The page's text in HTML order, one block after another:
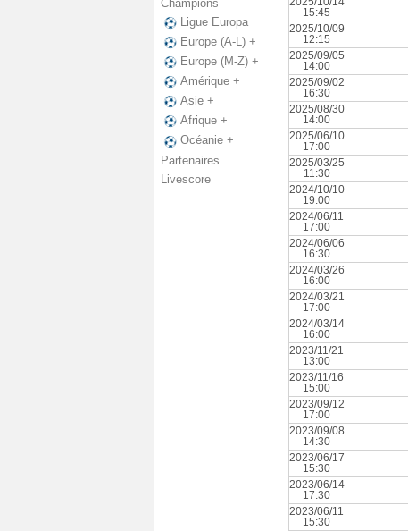
Champions
Ligue Europa
Europe (A-L) +
Europe (M-Z) +
Amérique +
Asie +
Afrique +
Océanie +
Partenaires
Livescore
15:45
2025/10/09
12:15
2025/09/05
14:00
2025/09/02
16:30
2025/08/30
14:00
2025/06/10
17:00
2025/03/25
11:30
2024/10/10
19:00
2024/06/11
17:00
2024/06/06
16:30
2024/03/26
16:00
2024/03/21
17:00
2024/03/14
16:00
2023/11/21
13:00
2023/11/16
15:00
2023/09/12
17:00
2023/09/08
14:30
2023/06/17
15:30
2023/06/14
17:30
2023/06/11
15:30